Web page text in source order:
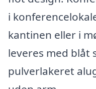
i
kantinen eller i
leveres med
pulverlakeret